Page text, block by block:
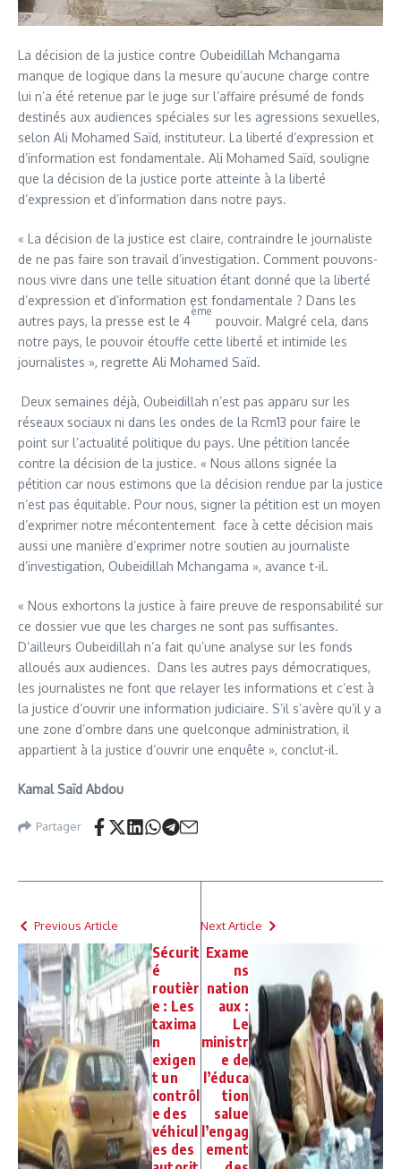
La décision de la justice contre Oubeidillah Mchangama
manque de logique dans la mesure qu’aucune charge contre
lui n’a été retenue par le juge sur l’affaire présumé de fonds
destinés aux audiences spéciales sur les agressions sexuelles,
selon Ali Mohamed Saïd, instituteur. La liberté d’expression et
d’information est fondamentale. Ali Mohamed Saïd, souligne
que la décision de la justice porte atteinte à la liberté
d’expression et d’information dans notre pays.
« La décision de la justice est claire, contraindre le journaliste
de ne pas faire son travail d’investigation. Comment pouvons-
nous vivre dans une telle situation étant donné que la liberté
d’expression et d’information est fondamentale ? Dans les
autres pays, la presse est le 4
ème
pouvoir. Malgré cela, dans
notre pays, le pouvoir étouffe cette liberté et intimide les
journalistes », regrette Ali Mohamed Saïd.
Deux semaines déjà, Oubeidillah n’est pas apparu sur les
réseaux sociaux ni dans les ondes de la Rcm13 pour faire le
point sur l’actualité politique du pays. Une pétition lancée
contre la décision de la justice. « Nous allons signée la
pétition car nous estimons que la décision rendue par la justice
n’est pas équitable. Pour nous, signer la pétition est un moyen
d’exprimer notre mécontentement face à cette décision mais
aussi une manière d’exprimer notre soutien au journaliste
d’investigation, Oubeidillah Mchangama », avance t-il.
« Nous exhortons la justice à faire preuve de responsabilité sur
ce dossier vue que les charges ne sont pas suffisantes.
D’ailleurs Oubeidillah n’a fait qu’une analyse sur les fonds
alloués aux audiences. Dans les autres pays démocratiques,
les journalistes ne font que relayer les informations et c’est à
la justice d’ouvrir une information judiciaire. S’il s’avère qu’il y a
une zone d’ombre dans une quelconque administration, il
appartient à la justice d’ouvrir une enquête », conclut-il.
Kamal Saïd Abdou
Partager
Previous Article
Sécurit
é
routièr
e : Les
taxima
n
exigen
t un
contrôl
e des
véhicul
es des
Next Article
Exame
ns
nation
aux :
Le
ministr
e de
l’éduca
tion
salue
l’engag
ement